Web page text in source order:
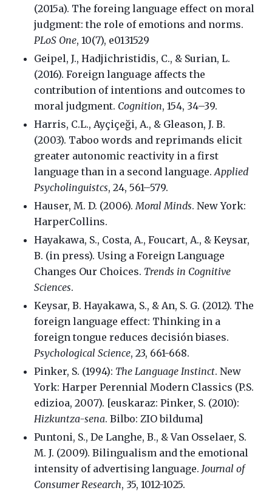
(2015a). The foreing language effect on moral
judgment: the role of emotions and norms.
PLoS One, 10(7), e0131529
Geipel, J., Hadjichristidis, C., & Surian, L.
(2016). Foreign language affects the
contribution of intentions and outcomes to
moral judgment. Cognition, 154, 34–39.
Harris, C.L., Ayçiçeği, A., & Gleason, J. B.
(2003). Taboo words and reprimands elicit
greater autonomic reactivity in a first
language than in a second language.Applied
Psycholinguistcs, 24, 561–579.
Hauser, M. D. (2006).Moral Minds. New York:
HarperCollins.
Hayakawa, S., Costa, A., Foucart, A., & Keysar,
B. (in press). Using a Foreign Language
Changes Our Choices. Trends in Cognitive
Sciences.
Keysar, B. Hayakawa, S., & An, S. G. (2012). The
foreign language effect: Thinking in a
foreign tongue reduces decisión biases.
Psychological Science, 23, 661-668.
Pinker, S. (1994): The Language Instinct. New
York: Harper Perennial Modern Classics (P.S.
edizioa, 2007). [euskaraz: Pinker, S. (2010):
Hizkuntza-sena. Bilbo: ZIO bilduma]
Puntoni, S., De Langhe, B., & Van Osselaer, S.
M. J. (2009). Bilingualism and the emotional
intensity of advertising language. Journal of
Consumer Research, 35, 1012-1025.